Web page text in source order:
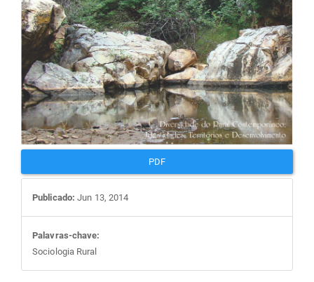
PDF
Publicado: Jun 13, 2014
Palavras-chave:
Sociologia Rural